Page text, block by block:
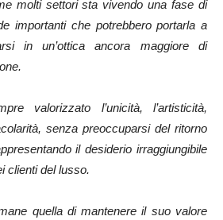
molti settori sta vivendo una fase di
importanti che potrebbero portarla a
in un’ottica ancora maggiore di
valorizzato l’unicità, l’artisticità,
senza preoccuparsi del ritorno
il desiderio irraggiungibile
clienti del lusso.
quella di mantenere il suo valore